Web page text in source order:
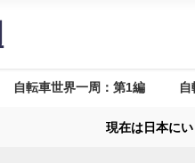
自転車世界一周：第1編
現在は日本にい